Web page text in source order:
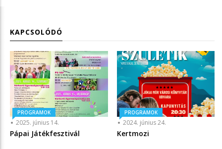
KAPCSOLÓDÓ
PROGRAMOK
2025. június 14.
Pápai Játékfesztivál
PROGRAMOK
2024. június 24.
Kertmozi